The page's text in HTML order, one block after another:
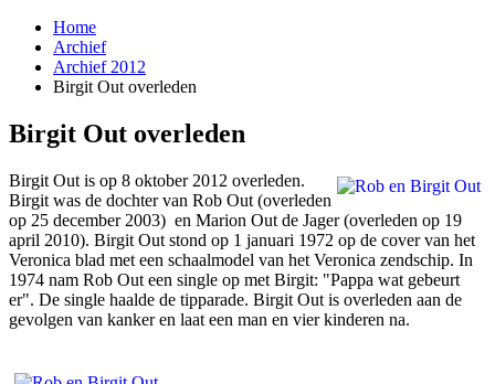
Home
Archief
Archief 2012
Birgit Out overleden
Birgit Out overleden
Birgit Out is op 8 oktober 2012 overleden.
Birgit was de dochter van Rob Out (overleden
op 25 december 2003) en Marion Out de Jager (overleden op 19
april 2010). Birgit Out stond op 1 januari 1972 op de cover van het
Veronica blad met een schaalmodel van het Veronica zendschip. In
1974 nam Rob Out een single op met Birgit: "Pappa wat gebeurt
er". De single haalde de tipparade. Birgit Out is overleden aan de
gevolgen van kanker en laat een man en vier kinderen na.